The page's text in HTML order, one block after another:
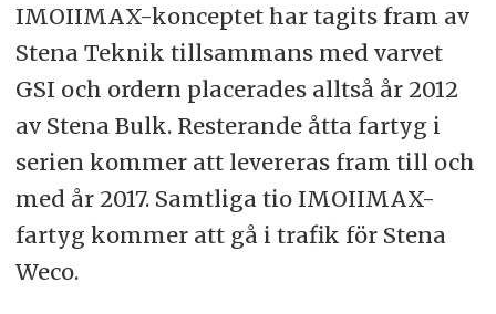
IMOIIMAX-konceptet har tagits fram av
Stena Teknik tillsammans med varvet
GSI och ordern placerades alltså år 2012
av Stena Bulk. Resterande åtta fartyg i
serien kommer att levereras fram till och
med år 2017. Samtliga tio IMOIIMAX-
fartyg kommer att gå i trafik för Stena
Weco.